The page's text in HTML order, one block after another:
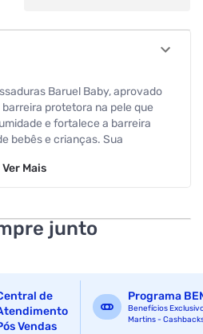
Baruel Baby, aprovado
protetora na pele que
e fortalece a barreira
bebês e crianças. Sua
troca de fralda. Com óleo de
Ver Mais
junto
de
Vendas
Programa
Benefícios
Martins -